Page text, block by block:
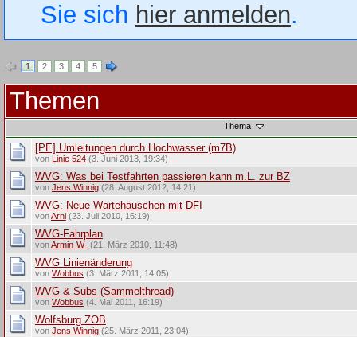
Sie sich hier anmelden.
1 2 3 4 5
Themen
Thema
[PE] Umleitungen durch Hochwasser (m7B)
von Linie 524(3. Juni 2013, 19:34)
WVG: Was bei Testfahrten passieren kann m.L. zur BZ
von Jens Winnig(28. August 2012, 14:21)
WVG: Neue Wartehäuschen mit DFI
vonArni(23. Juli 2010, 16:19)
WVG-Fahrplan
vonArmin-W-(21. März 2010, 11:48)
WVG Linienänderung
von Wobbus (3. März 2011, 14:05)
WVG & Subs (Sammelthread)
von Wobbus (4. Mai 2011, 16:19)
Wolfsburg ZOB
von Jens Winnig(25. März 2011, 23:04)